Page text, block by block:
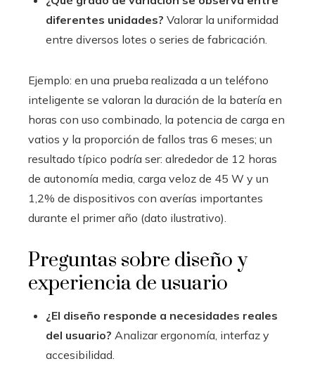
diferentes unidades? Valorar la uniformidad
entre diversos lotes o series de fabricación.
Ejemplo: en una prueba realizada a un teléfono
inteligente se valoran la duración de la batería en
horas con uso combinado, la potencia de carga en
vatios y la proporción de fallos tras 6 meses; un
resultado típico podría ser: alrededor de 12 horas
de autonomía media, carga veloz de 45 W y un
1,2% de dispositivos con averías importantes
durante el primer año (dato ilustrativo).
Preguntas sobre diseño y
experiencia de usuario
¿El diseño responde a necesidades reales
del usuario? Analizar ergonomía, interfaz y
accesibilidad.